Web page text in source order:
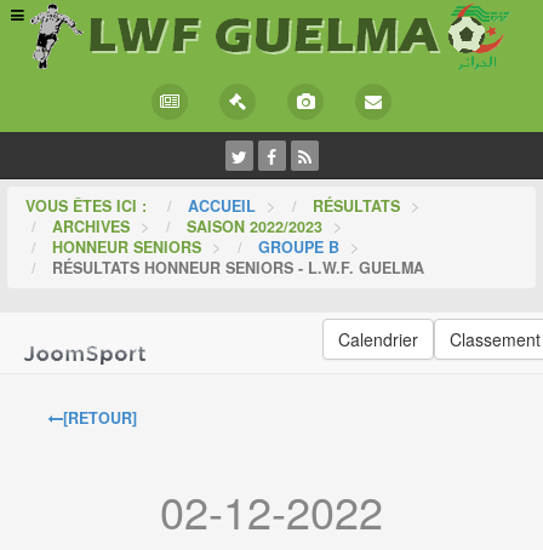
VOUS ÊTES ICI : ACCUEIL > RÉSULTATS >
ARCHIVES > SAISON 2022/2023 >
HONNEUR SENIORS > GROUPE B >
RÉSULTATS HONNEUR SENIORS - L.W.F. GUELMA
Calendrier Classement
[RETOUR]
02-12-2022